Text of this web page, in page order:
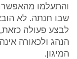
והתעלמו
שבו חנתה. לא
לבצע פעולה
הנהג ולכאורה
המיגון.